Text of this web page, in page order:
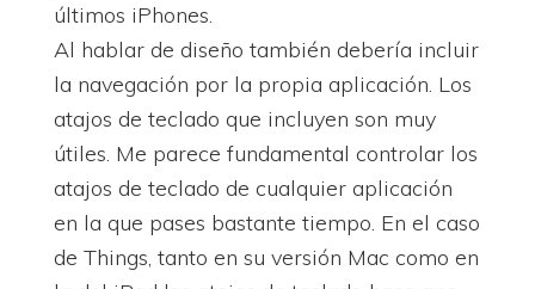
últimos iPhones.
Al hablar de diseño también debería incluir
la navegación por la propia aplicación. Los
atajos de teclado que incluyen son muy
útiles. Me parece fundamental controlar los
atajos de teclado de cualquier aplicación
en la que pases bastante tiempo. En el caso
de Things, tanto en su versión Mac como en